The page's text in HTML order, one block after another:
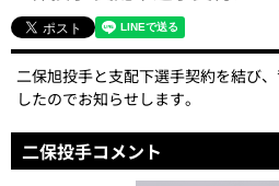
二保旭投手と支配下選手契約を結び
したのでお知らせします。
二保投手コメント